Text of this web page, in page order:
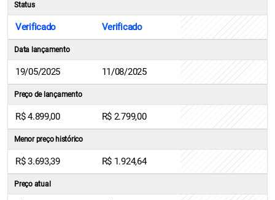
Status
Verificado Verificado
Data lançamento
19/05/2025 11/08/2025
Preço de lançamento
R$ 4.899,00 R$ 2.799,00
Menor preço histórico
R$ 3.693,39 R$ 1.924,64
Preço atual